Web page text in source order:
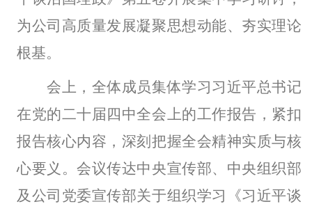
为公司高质量发展凝聚思想动能、夯实理论
根基。
会上，全体成员集体学习习近平总书记
在党的二十届四中全会上的工作报告，紧扣
报告核心内容，深刻把握全会精神实质与核
心要义。会议传达中央宣传部、中央组织部
及公司党委宣传部关于组织学习《习近平谈